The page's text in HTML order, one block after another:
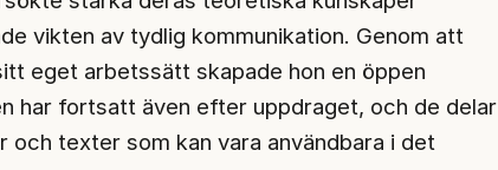
vikten av tydlig kommunikation. Genom att
eget arbetssätt skapade hon en öppen
har fortsatt även efter uppdraget, och de delar
och texter som kan vara användbara i det